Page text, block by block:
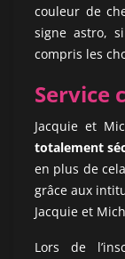
couleur de
signe astro,
compris les
Service
Jacquie et
totalement
en plus de
grâce aux
Jacquie et
Lors de